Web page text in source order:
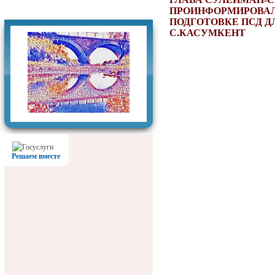
Решаем вместе
ПОДГОТОВКЕ ПСД
С.КАСУМКЕНТ